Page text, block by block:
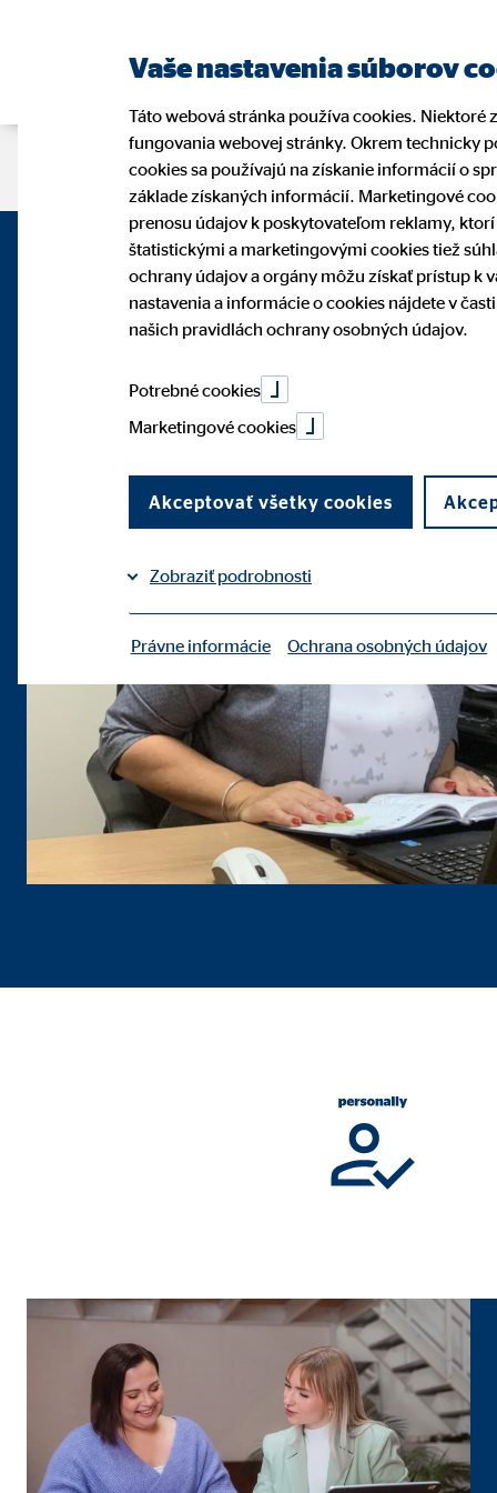
Stránka sprostredkovateľa
Vaše nastavenia súborov
Táto webová stránka používa cookies.
fungovania webovej stránky. Okrem technicky
cookies sa používajú na získanie informácií o
základe získaných informácií. Marketingové
prenosu údajov k poskytovateľom reklamy,
štatistickými a marketingovými cookies tiež
ochrany údajov a orgány môžu získať prístup k
nastavenia a informácie o cookies nájdete v
našich pravidlách ochrany osobných údajov.
Potrebné cookies
Marketingové cookies
Akceptovať všetky cookies
Zobraziť podrobnosti
Potrebné cookies umožňujú základné funkcie a sú
Benutzereinstellungen
Označenie:
Poskytovateľ:
Štatistické cookie zhromažďujú informácie
Google Analytics, Google Tag Manager
Označenie:
Poskytovateľ:
Právne informácie Ochrana osobných údajov